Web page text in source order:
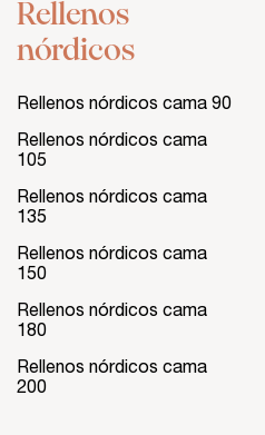
Rellenos
nórdicos
Rellenos nórdicos cama 90
Rellenos nórdicos cama
105
Rellenos nórdicos cama
135
Rellenos nórdicos cama
150
Rellenos nórdicos cama
180
Rellenos nórdicos cama
200